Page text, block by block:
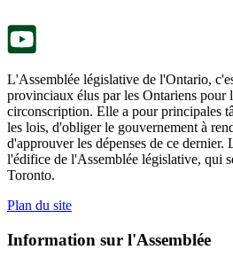
L'Assemblée législative de l'Ontario,
provinciaux élus par les Ontariens pour
circonscription. Elle a pour principales
les lois, d'obliger le gouvernement à
d'approuver les dépenses de ce dernier.
l'édifice de l'Assemblée législative, qui
Toronto.
Plan du site
Information sur l'Assemblée